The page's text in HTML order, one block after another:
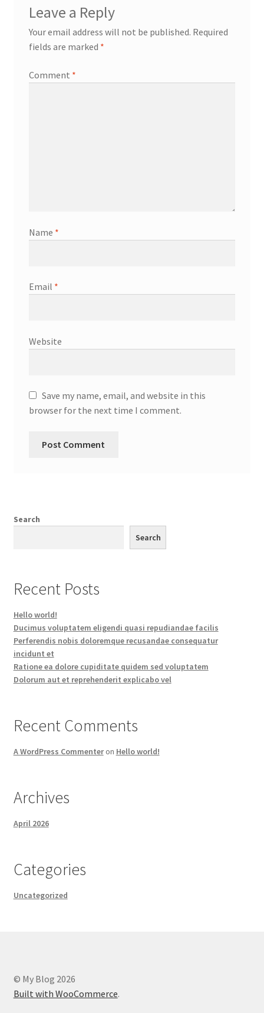
Leave a Reply
Your email address will not be published. Required
fields are marked *
Comment *
Name *
Email *
Website
Save my name, email, and website in this
browser for the next time I comment.
Search
Search
Recent Posts
Hello world!
Ducimus voluptatem eligendi quasi repudiandae facilis
Perferendis nobis doloremque recusandae consequatur
incidunt et
Ratione ea dolore cupiditate quidem sed voluptatem
Dolorum aut et reprehenderit explicabo vel
Recent Comments
A WordPress Commenteron Hello world!
Archives
April 2026
Categories
Uncategorized
© My Blog 2026
Built with WooCommerce.